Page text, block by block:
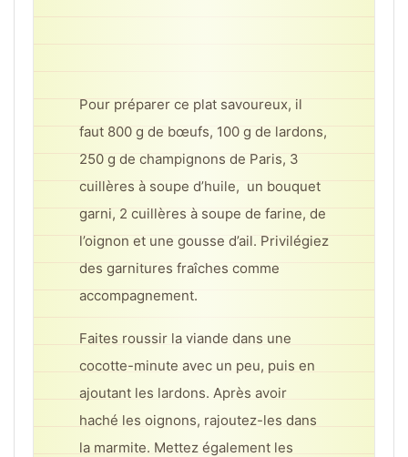
Pour préparer ce plat savoureux, il
faut 800 g de bœufs, 100 g de lardons,
250 g de champignons de Paris, 3
cuillères à soupe d’huile, un bouquet
garni, 2 cuillères à soupe de farine, de
l’oignon et une gousse d’ail. Privilégiez
des garnitures fraîches comme
accompagnement.
Faites roussir la viande dans une
cocotte-minute avec un peu, puis en
ajoutant les lardons. Après avoir
haché les oignons, rajoutez-les dans
la marmite. Mettez également les